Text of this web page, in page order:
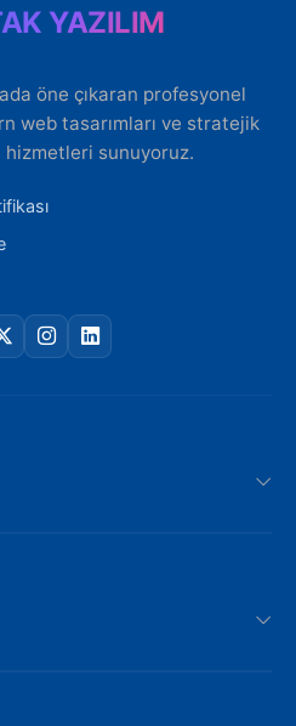
YAZILIM
öne çıkaran profesyonel
web tasarımları ve stratejik
sunuyoruz.